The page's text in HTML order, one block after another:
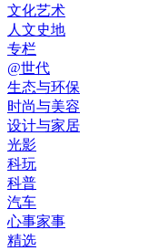
文化艺术
人文史地
专栏
@世代
生态与环保
时尚与美容
设计与家居
光影
科玩
科普
汽车
心事家事
精选